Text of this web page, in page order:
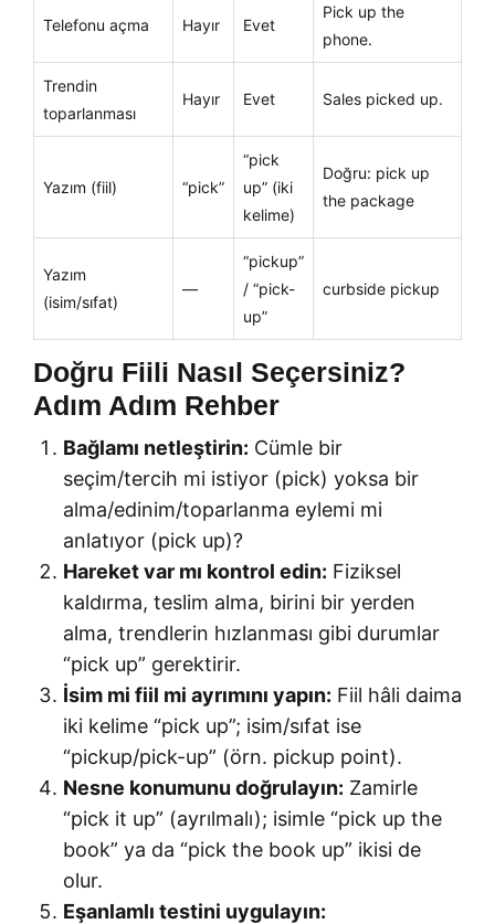
Telefonu açma Hayır Evet
Pick up the
phone.
Trendin
toparlanması
Hayır Evet Sales picked up.
Yazım (fiil) “pick”
“pick
up” (iki
kelime)
Doğru: pick up
the package
Yazım
(isim/sıfat)
—
“pickup”
/ “pick-
up”
curbside pickup
Doğru Fiili Nasıl Seçersiniz?
Adım Adım Rehber
Bağlamı netleştirin: Cümle bir
seçim/tercih mi istiyor (pick) yoksa bir
alma/edinim/toparlanma eylemi mi
anlatıyor (pick up)?
Hareket var mı kontrol edin: Fiziksel
kaldırma, teslim alma, birini bir yerden
alma, trendlerin hızlanması gibi durumlar
“pick up” gerektirir.
İsim mi fiil mi ayrımını yapın: Fiil hâli daima
iki kelime “pick up”; isim/sıfat ise
“pickup/pick-up” (örn. pickup point).
Nesne konumunu doğrulayın: Zamirle
“pick it up” (ayrılmalı); isimle “pick up the
book” ya da “pick the book up” ikisi de
olur.
Eşanlamlı testini uygulayın: